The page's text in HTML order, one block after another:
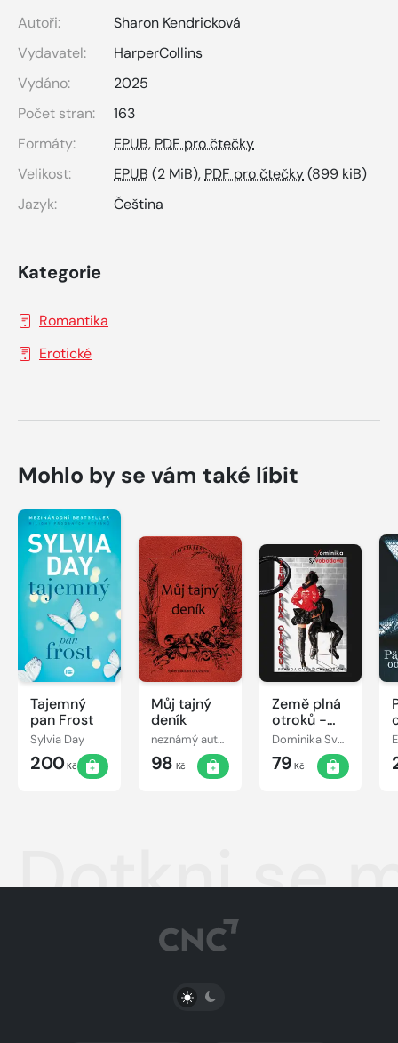
Autoři:
Sharon Kendricková
Vydavatel:
HarperCollins
Vydáno:
2025
Počet stran:
163
Formáty:
EPUB,PDF pro čtečky
Velikost:
EPUB (2 MiB),PDF pro čtečky(899 kiB)
Jazyk:
Čeština
Kategorie
Romantika
Erotické
Mohlo by se vám také líbit
Tajemný
pan Frost
Sylvia Day
200Kč
Můj tajný
deník
neznámý autor
98 Kč
Země plná
otroků -
Pravda o
(vašich)
mužích
Dominika Svobodová
79 Kč
Dotkni se
PŘEPNOUT SVĚTLÝ/TMAVÝ REŽIM